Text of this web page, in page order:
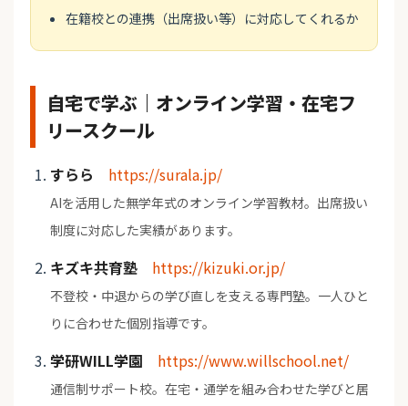
在籍校との連携（出席扱い等）に対応してくれるか
自宅で学ぶ｜オンライン学習・在宅フ
リースクール
すらら https://surala.jp/
AIを活用した無学年式のオンライン学習教材。出席扱い
制度に対応した実績があります。
キズキ共育塾 https://kizuki.or.jp/
不登校・中退からの学び直しを支える専門塾。一人ひと
りに合わせた個別指導です。
学研WILL学園 https://www.willschool.net/
通信制サポート校。在宅・通学を組み合わせた学びと居